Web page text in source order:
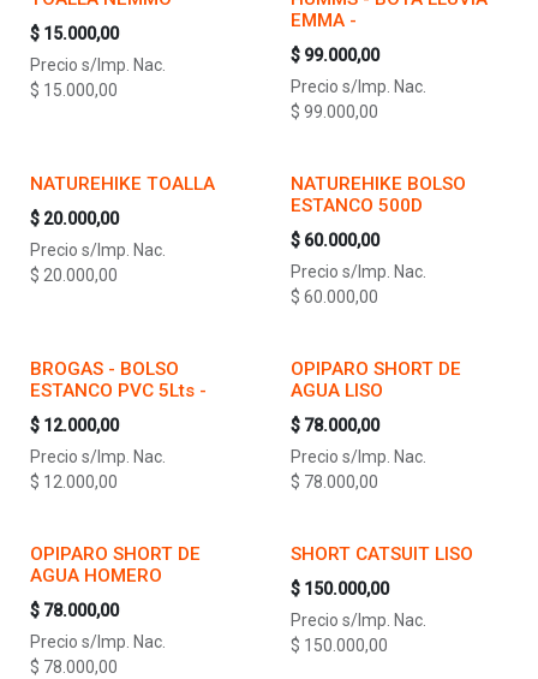
$ 15.000,00
Precio s/Imp. Nac.
$ 15.000,00
EMMA -
$ 99.000,00
Precio s/Imp. Nac.
$ 99.000,00
NATUREHIKE TOALLA
$ 20.000,00
Precio s/Imp. Nac.
$ 20.000,00
NATUREHIKE BOLSO
ESTANCO 500D
$ 60.000,00
Precio s/Imp. Nac.
$ 60.000,00
BROGAS - BOLSO
ESTANCO PVC 5Lts -
$ 12.000,00
Precio s/Imp. Nac.
$ 12.000,00
OPIPARO SHORT DE
AGUA LISO
$ 78.000,00
Precio s/Imp. Nac.
$ 78.000,00
OPIPARO SHORT DE
AGUA HOMERO
$ 78.000,00
Precio s/Imp. Nac.
$ 78.000,00
SHORT CATSUIT LISO
$ 150.000,00
Precio s/Imp. Nac.
$ 150.000,00